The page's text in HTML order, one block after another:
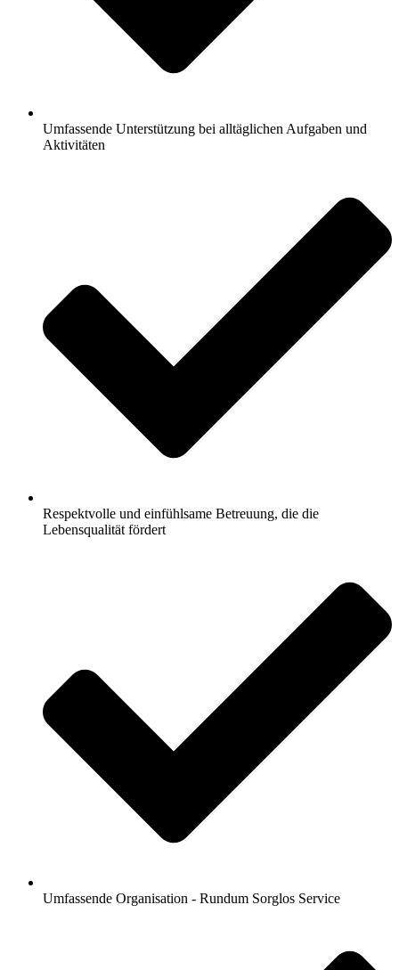
Umfassende Unterstützung bei alltäglichen Aufgaben und
Aktivitäten
Respektvolle und einfühlsame Betreuung, die die
Lebensqualität fördert
Umfassende Organisation - Rundum Sorglos Service